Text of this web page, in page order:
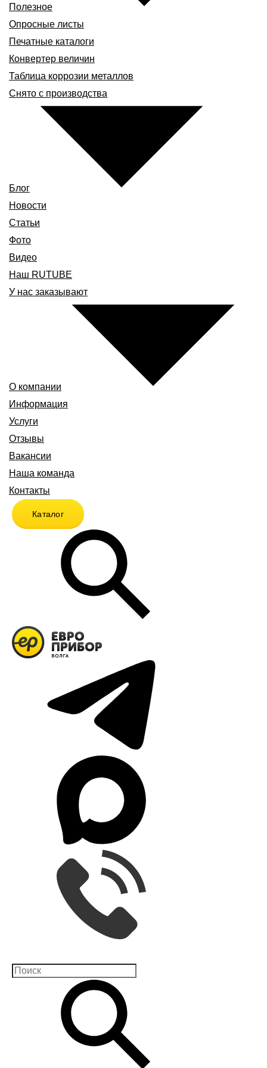
Полезное
Опросные листы
Печатные каталоги
Конвертер величин
Таблица коррозии металлов
Снято с производства
Блог
Новости
Статьи
Фото
Видео
Наш RUTUBE
У нас заказывают
О компании
Информация
Услуги
Отзывы
Вакансии
Наша команда
Контакты
Каталог